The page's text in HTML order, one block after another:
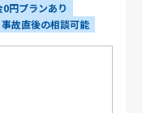
0円プランあり
事故直後の相談可能